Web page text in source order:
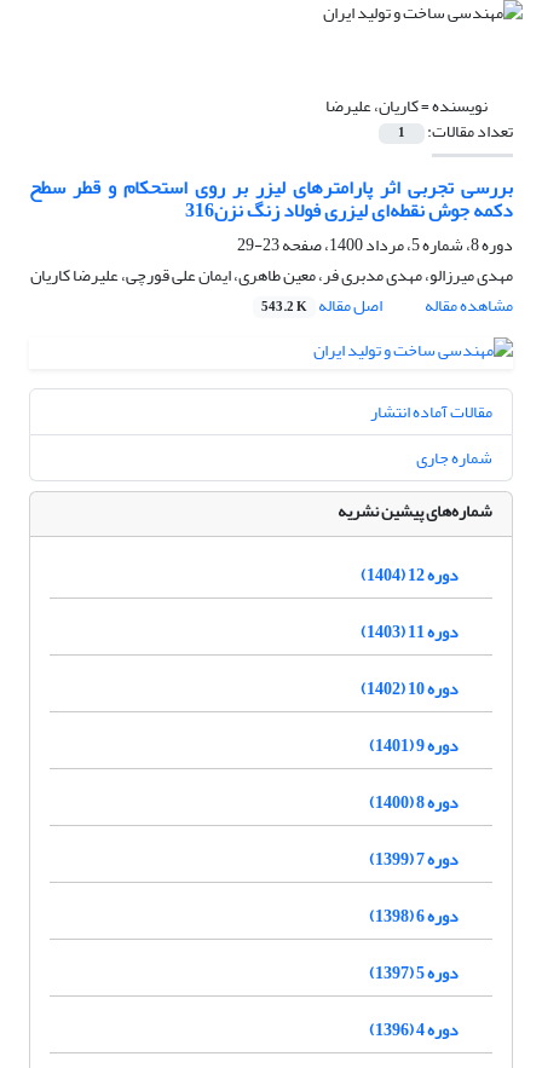
نویسنده =کاریان، علیرضا
تعداد مقالات: 1
بررسی تجربی اثر پارامترهای لیزر بر روی استحکام و قطر سطح
دکمه جوش نقطه‌ای لیزری فولاد زنگ نزن316
دوره 8، شماره 5، مرداد 1400، صفحه
23-29
مهدی میرزالو، مهدی مدبری فر، معین طاهری، ایمان علی قورچی، علیرضا کاریان
مشاهده مقاله
اصل مقاله 543.2 K
مقالات آماده انتشار
شماره جاری
شماره‌های پیشین نشریه
دوره 12 (1404)
دوره 11 (1403)
دوره 10 (1402)
دوره 9 (1401)
دوره 8 (1400)
دوره 7 (1399)
دوره 6 (1398)
دوره 5 (1397)
دوره 4 (1396)